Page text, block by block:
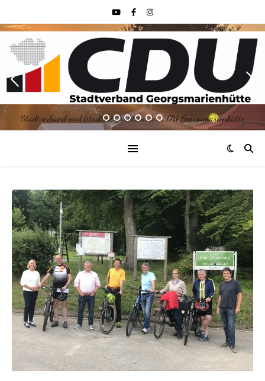
Stadtverband und Stadtratsfraktion der CDU Georgsmarienhütte